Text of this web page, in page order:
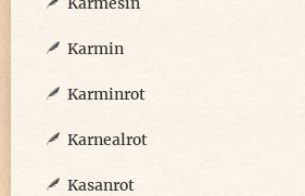
Karmin
Karminrot
Karnealrot
Kasanrot